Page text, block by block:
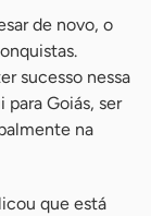
de novo, o
sucesso nessa
Goiás, ser
na
que está